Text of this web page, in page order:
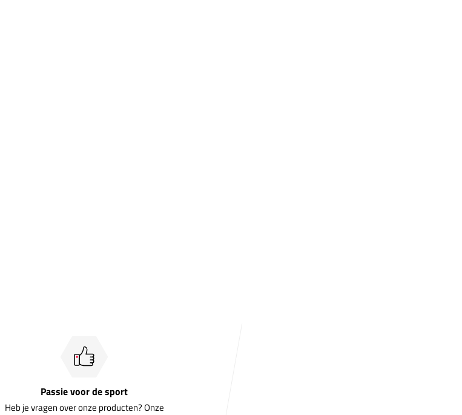
Passie voor de sport
Heb je vragen over onze producten? Onze